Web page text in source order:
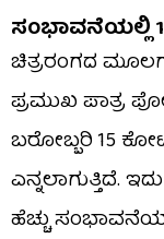
ಸಂಭಾವನೆಯಲ್ಲಿ
ಚಿತ್ರರಂಗದ
ಪ್ರಮುಖ ಪಾತ್ರ
ಬರೋಬ್ಬರಿ 15
ಎನ್ನಲಾಗುತ್ತಿದೆ.
ಹೆಚ್ಚು